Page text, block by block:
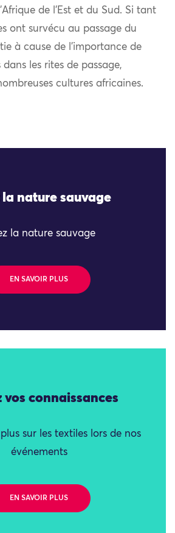
de l’Est et du Sud. Si tant
ont survécu au passage du
à cause de l’importance de
les rites de passage,
cultures africaines.
la nature sauvage
la nature sauvage
EN SAVOIR PLUS
vos connaissances
sur les textiles lors de nos
événements
EN SAVOIR PLUS